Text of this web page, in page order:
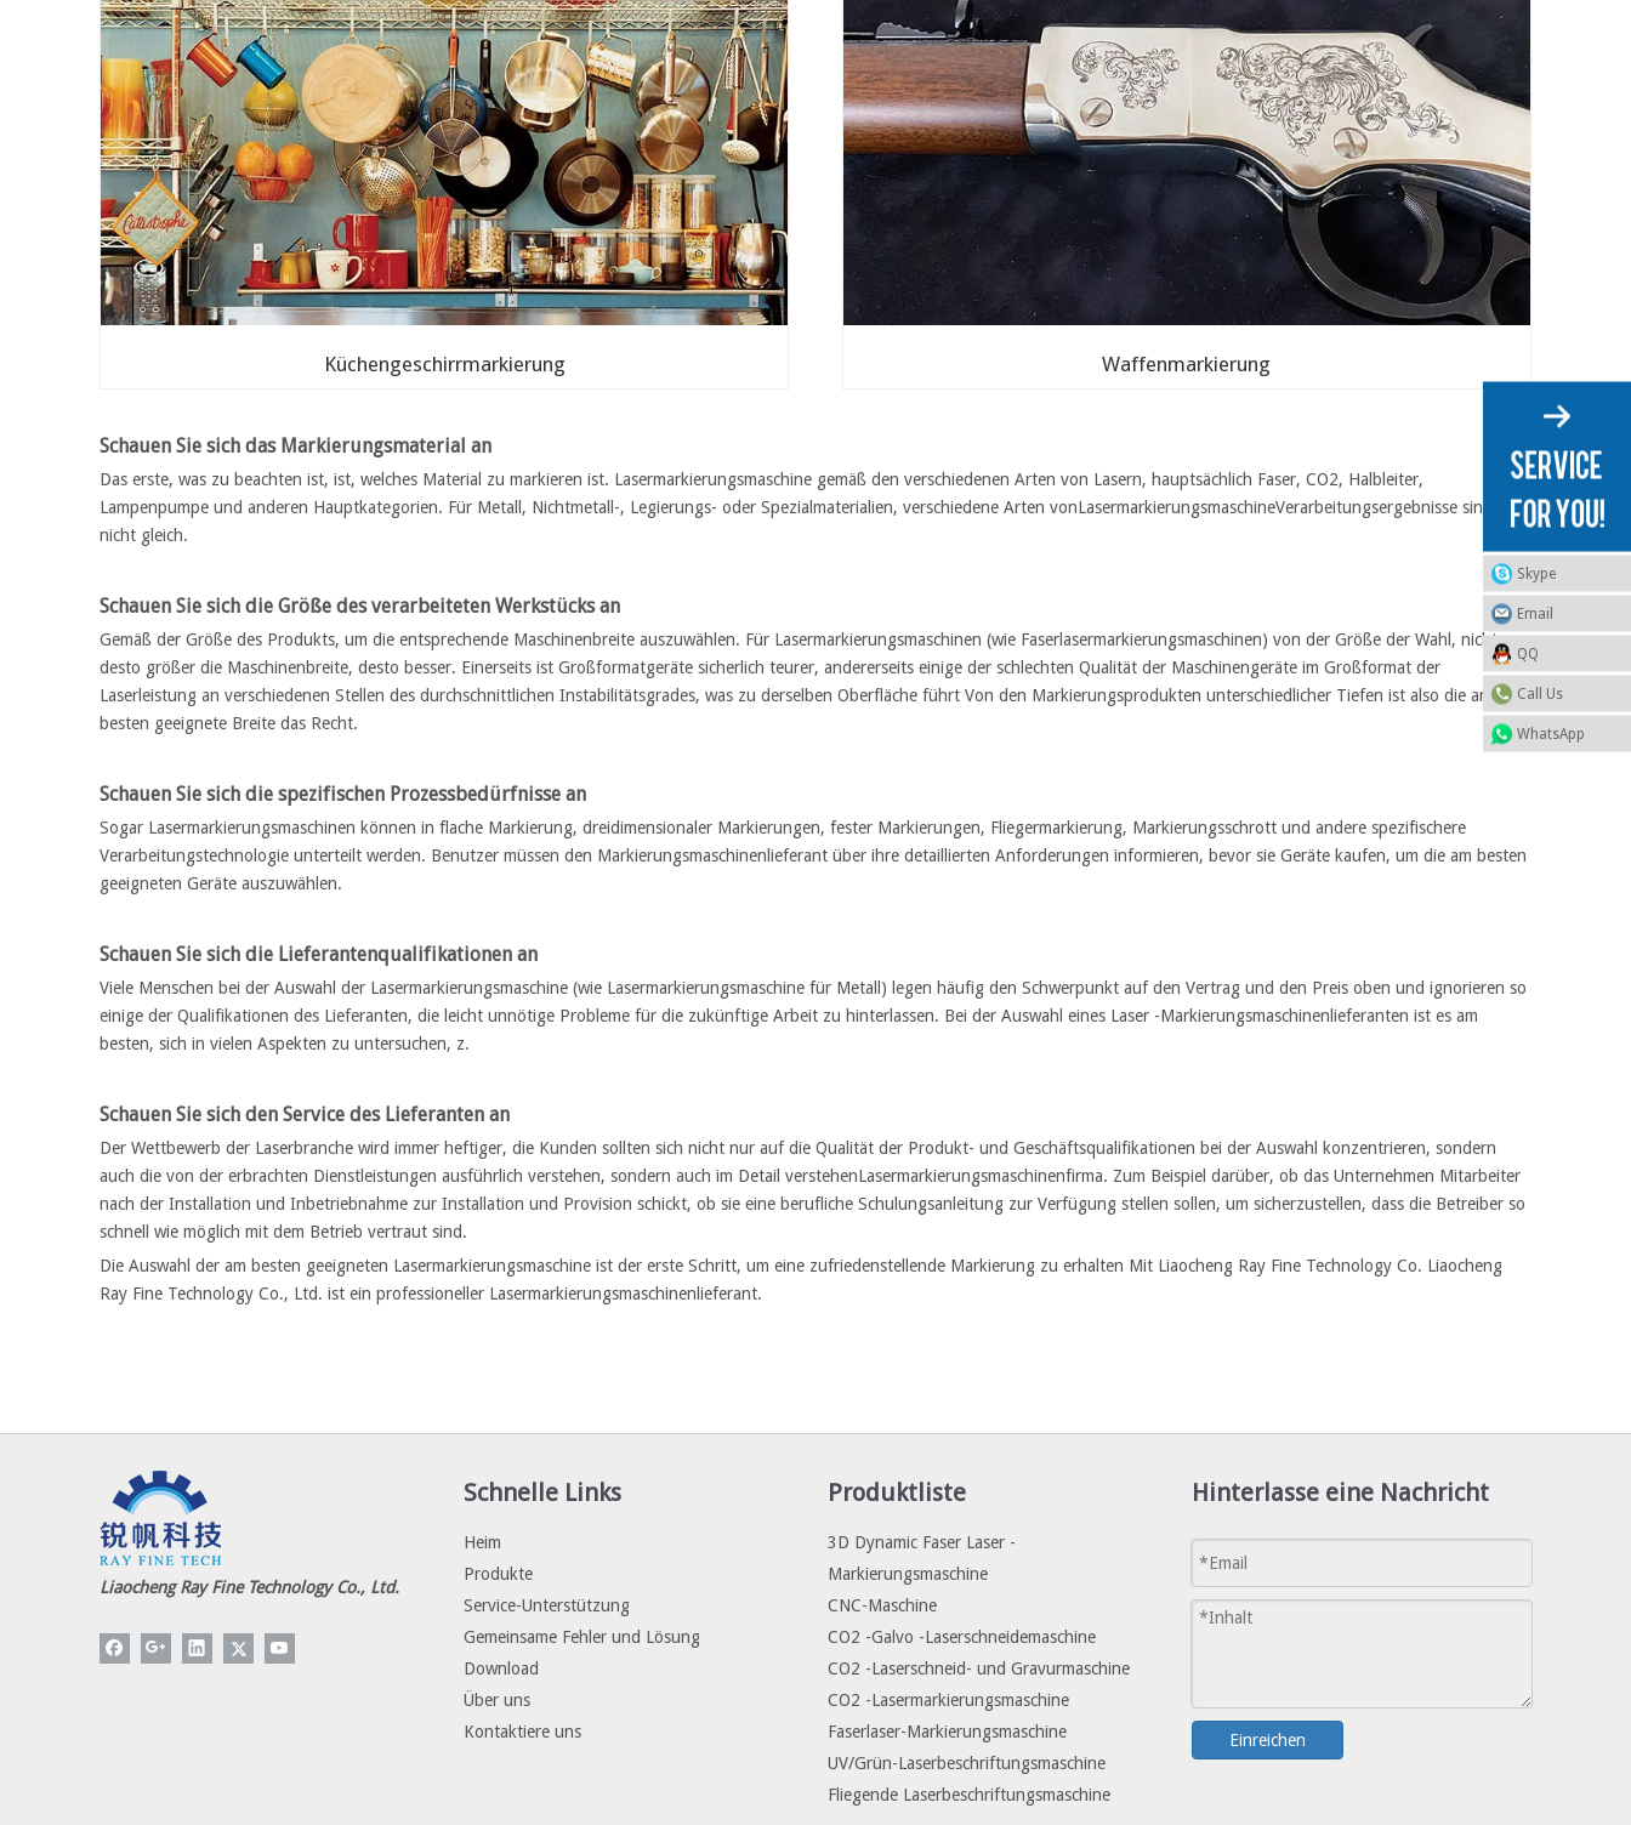
Küchengeschirrmarkierung Waffenmarkierung
Schauen Sie sich das Markierungsmaterial an
Das erste, was zu beachten ist, ist, welches Material zu markieren ist. Lasermarkierungsmaschine gemäß den verschiedenen Arten von Lasern, hauptsächlich Faser, CO2, Halbleiter,
Lampenpumpe und anderen Hauptkategorien. Für Metall, Nichtmetall-, Legierungs- oder Spezialmaterialien, verschiedene Arten vonLasermarkierungsmaschineVerarbeitungsergebnisse sind
nicht gleich.
Schauen Sie sich die Größe des verarbeiteten Werkstücks an
Gemäß der Größe des Produkts, um die entsprechende Maschinenbreite auszuwählen. Für Lasermarkierungsmaschinen (wie Faserlasermarkierungsmaschinen) von der Größe der Wahl, nicht
desto größer die Maschinenbreite, desto besser. Einerseits ist Großformatgeräte sicherlich teurer, andererseits einige der schlechten Qualität der Maschinengeräte im Großformat der
Laserleistung an verschiedenen Stellen des durchschnittlichen Instabilitätsgrades, was zu derselben Oberfläche führt Von den Markierungsprodukten unterschiedlicher Tiefen ist also die am
besten geeignete Breite das Recht.
Schauen Sie sich die spezifischen Prozessbedürfnisse an
Sogar Lasermarkierungsmaschinen können in flache Markierung, dreidimensionaler Markierungen, fester Markierungen, Fliegermarkierung, Markierungsschrott und andere spezifischere
Verarbeitungstechnologie unterteilt werden. Benutzer müssen den Markierungsmaschinenlieferant über ihre detaillierten Anforderungen informieren, bevor sie Geräte kaufen, um die am besten
geeigneten Geräte auszuwählen.
Schauen Sie sich die Lieferantenqualifikationen an
Viele Menschen bei der Auswahl der Lasermarkierungsmaschine (wie Lasermarkierungsmaschine für Metall) legen häufig den Schwerpunkt auf den Vertrag und den Preis oben und ignorieren so
einige der Qualifikationen des Lieferanten, die leicht unnötige Probleme für die zukünftige Arbeit zu hinterlassen. Bei der Auswahl eines Laser -Markierungsmaschinenlieferanten ist es am
besten, sich in vielen Aspekten zu untersuchen, z.
Schauen Sie sich den Service des Lieferanten an
Der Wettbewerb der Laserbranche wird immer heftiger, die Kunden sollten sich nicht nur auf die Qualität der Produkt- und Geschäftsqualifikationen bei der Auswahl konzentrieren, sondern
auch die von der erbrachten Dienstleistungen ausführlich verstehen, sondern auch im Detail verstehenLasermarkierungsmaschinenfirma. Zum Beispiel darüber, ob das Unternehmen Mitarbeiter
nach der Installation und Inbetriebnahme zur Installation und Provision schickt, ob sie eine berufliche Schulungsanleitung zur Verfügung stellen sollen, um sicherzustellen, dass die Betreiber so
schnell wie möglich mit dem Betrieb vertraut sind.
Die Auswahl der am besten geeigneten Lasermarkierungsmaschine ist der erste Schritt, um eine zufriedenstellende Markierung zu erhalten Mit Liaocheng Ray Fine Technology Co. Liaocheng
Ray Fine Technology Co., Ltd. ist ein professioneller Lasermarkierungsmaschinenlieferant.
Liaocheng Ray Fine Technology Co., Ltd.
Schnelle Links
Heim
Produkte
Service-Unterstützung
Gemeinsame Fehler und Lösung
Download
Über uns
Kontaktiere uns
Produktliste
3D Dynamic Faser Laser -
Markierungsmaschine
CNC-Maschine
CO2 -Galvo -Laserschneidemaschine
CO2 -Laserschneid- und Gravurmaschine
CO2 -Lasermarkierungsmaschine
Faserlaser-Markierungsmaschine
UV/Grün-Laserbeschriftungsmaschine
Fliegende Laserbeschriftungsmaschine
Hinterlasse eine Nachricht
Einreichen
Skype
Email
QQ
Call Us
WhatsApp